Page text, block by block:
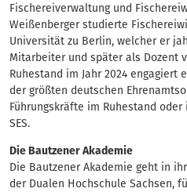
Fischereiverwaltung und
Weißenberger studierte
Universität zu Berlin, welcher er
Mitarbeiter und später als Dozent
Ruhestand im Jahr 2024 engagiert
der größten deutschen
Führungskräfte im Ruhestand
SES.
Die Bautzener Akademie
Die Bautzener Akademie geht in
der Dualen Hochschule Sachsen,